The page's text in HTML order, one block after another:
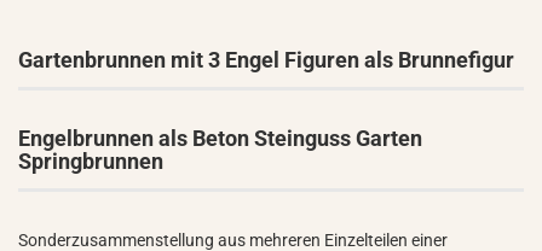
Gartenbrunnen mit 3 Engel Figuren als Brunnefigur
Engelbrunnen als Beton Steinguss Garten
Springbrunnen
Sonderzusammenstellung aus mehreren Einzelteilen einer